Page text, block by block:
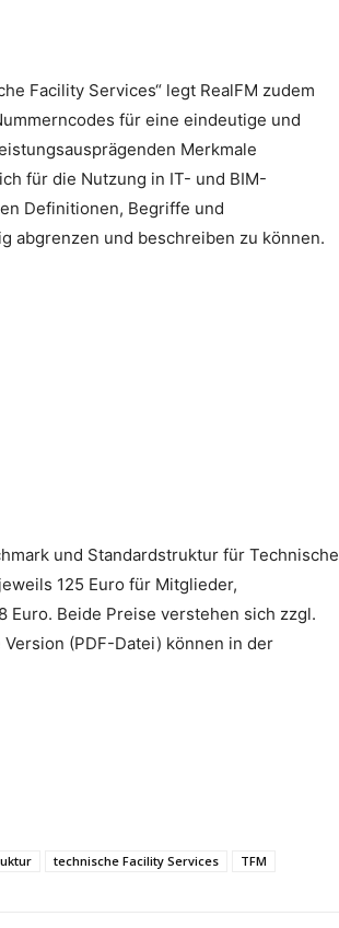
Facility Services“ legt RealFM zudem
für eine eindeutige und
Merkmale
für die Nutzung in IT- und BIM-
Definitionen, Begriffe und
abgrenzen und beschreiben zu können.
und Standardstruktur für Technische
125 Euro für Mitglieder,
Beide Preise verstehen sich zzgl.
(PDF-Datei) können in der
technische Facility Services
TFM